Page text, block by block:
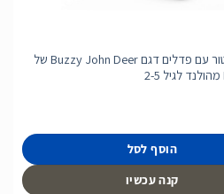
בימבה טרקטור עם פדלים דגם Buzzy John Deer של
הוסף לסל
קנה עכשיו